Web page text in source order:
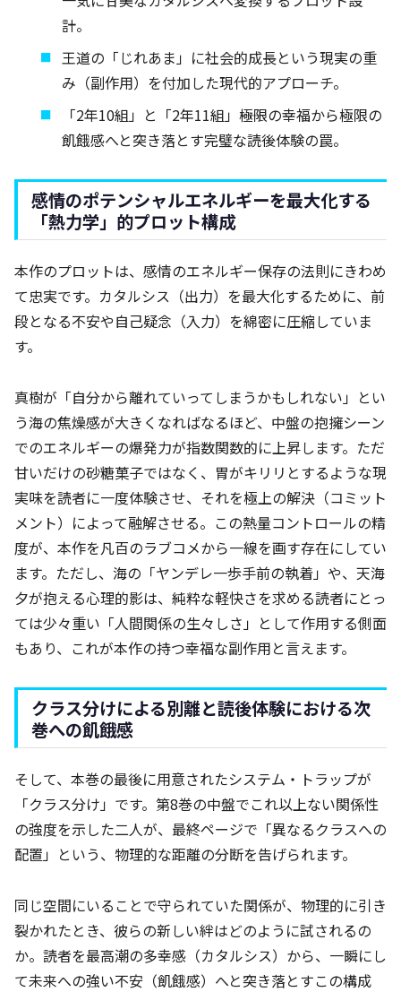
計。
王道の「じれあま」に社会的成長という現実の重
み（副作用）を付加した現代的アプローチ。
「2年10組」と「2年11組」――極限の幸福から極限の
飢餓感へと突き落とす完璧な読後体験の罠。
感情のポテンシャルエネルギーを最大化する
「熱力学」的プロット構成
本作のプロットは、感情のエネルギー保存の法則にきわめ
て忠実です。カタルシス（出力）を最大化するために、前
段となる不安や自己疑念（入力）を綿密に圧縮していま
す。
真樹が「自分から離れていってしまうかもしれない」とい
う海の焦燥感が大きくなればなるほど、中盤の抱擁シーン
でのエネルギーの爆発力が指数関数的に上昇します。ただ
甘いだけの砂糖菓子ではなく、胃がキリリとするような現
実味を読者に一度体験させ、それを極上の解決（コミット
メント）によって融解させる。この熱量コントロールの精
度が、本作を凡百のラブコメから一線を画す存在にしてい
ます。ただし、海の「ヤンデレ一歩手前の執着」や、天海
夕が抱える心理的影は、純粋な軽快さを求める読者にとっ
ては少々重い「人間関係の生々しさ」として作用する側面
もあり、これが本作の持つ幸福な副作用と言えます。
クラス分けによる別離と読後体験における次
巻への飢餓感
そして、本巻の最後に用意されたシステム・トラップが
「クラス分け」です。第8巻の中盤でこれ以上ない関係性
の強度を示した二人が、最終ページで「異なるクラスへの
配置」という、物理的な距離の分断を告げられます。
同じ空間にいることで守られていた関係が、物理的に引き
裂かれたとき、彼らの新しい絆はどのように試されるの
か。読者を最高潮の多幸感（カタルシス）から、一瞬にし
て未来への強い不安（飢餓感）へと突き落とすこの構成